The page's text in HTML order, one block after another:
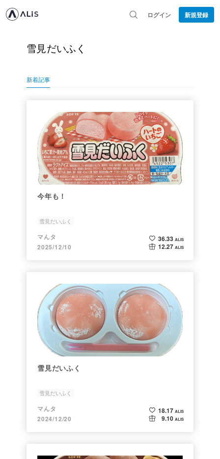
ログイン 新規登録
雪見だいふく
新着記事
今年も！
雪見だいふく
マんタ
2025/12/10
36.33 ALIS
12.27 ALIS
雪見だいふく
雪見だいふく
マんタ
2024/12/20
18.17 ALIS
9.10 ALIS